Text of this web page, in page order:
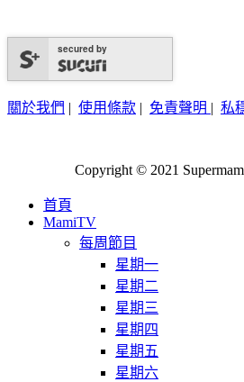
secured by
關於我們 | 使用條款 | 免責聲明 | 私
Copyright © 2021
首頁
MamiTV
每周節目
星期一
星期二
星期三
星期四
星期五
星期六